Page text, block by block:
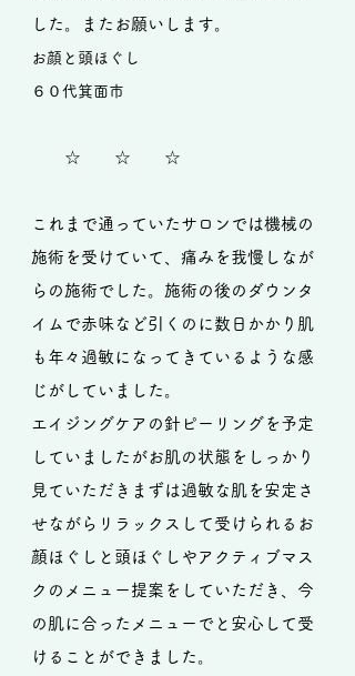
した。またお願いします。
お顔と頭ほぐし
６０代箕面市
☆ ☆ ☆
これまで通っていたサロンでは機械の
施術を受けていて、痛みを我慢しなが
らの施術でした。施術の後のダウンタ
イムで赤味など引くのに数日かかり肌
も年々過敏になってきているような感
じがしていました。
エイジングケアの針ピーリングを予定
していましたがお肌の状態をしっかり
見ていただきまずは過敏な肌を安定さ
せながらリラックスして受けられるお
顔ほぐしと頭ほぐしやアクティブマス
クのメニュー提案をしていただき、今
の肌に合ったメニューでと安心して受
けることができました。